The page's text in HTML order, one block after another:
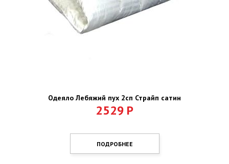
Одеяло Лебяжий пух 2сп Страйп сатин
2529 Р
ПОДРОБНЕЕ